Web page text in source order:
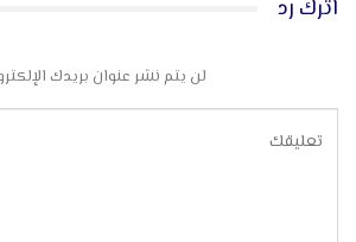
اترك رد
لن يتم نشر عنوان بريدك